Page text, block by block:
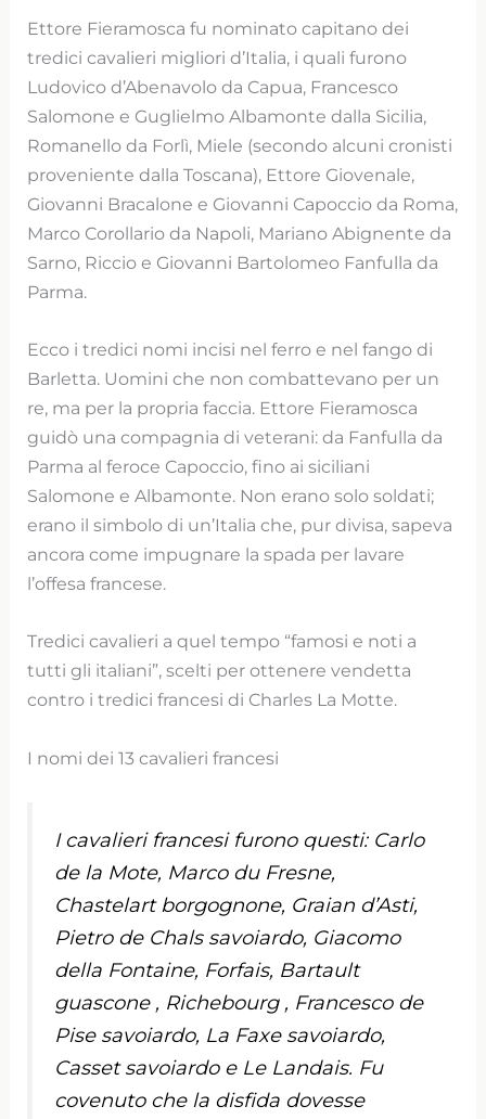
Ettore Fieramosca fu nominato capitano dei
tredici cavalieri migliori d’Italia, i quali furono
Ludovico d’Abenavolo da Capua, Francesco
Salomone e Guglielmo Albamonte dalla Sicilia,
Romanello da Forlì, Miele (secondo alcuni cronisti
proveniente dalla Toscana), Ettore Giovenale,
Giovanni Bracalone e Giovanni Capoccio da Roma,
Marco Corollario da Napoli, Mariano Abignente da
Sarno, Riccio e Giovanni Bartolomeo Fanfulla da
Parma.
Ecco i tredici nomi incisi nel ferro e nel fango di
Barletta. Uomini che non combattevano per un
re, ma per la propria faccia. Ettore Fieramosca
guidò una compagnia di veterani: da Fanfulla da
Parma al feroce Capoccio, fino ai siciliani
Salomone e Albamonte. Non erano solo soldati;
erano il simbolo di un’Italia che, pur divisa, sapeva
ancora come impugnare la spada per lavare
l’offesa francese.
Tredici cavalieri a quel tempo “famosi e noti a
tutti gli italiani”, scelti per ottenere vendetta
contro i tredici francesi di Charles La Motte.
I nomi dei 13 cavalieri francesi
I cavalieri francesi furono questi: Carlo
de la Mote, Marco du Fresne,
Chastelart borgognone, Graian d’Asti,
Pietro de Chals savoiardo, Giacomo
della Fontaine, Forfais, Bartault
guascone , Richebourg , Francesco de
Pise savoiardo, La Faxe savoiardo,
Casset savoiardo e Le Landais. Fu
covenuto che la disfida dovesse